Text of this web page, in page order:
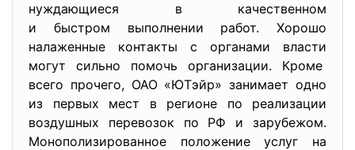
нуждающиеся в качественном
и быстром выполнении работ. Хорошо
налаженные контакты с органами власти
могут сильно помочь организации. Кроме
всего прочего, ОАО «ЮТэйр» занимает одно
из первых мест в регионе по реализации
воздушных перевозок по РФ и зарубежом.
Монополизированное положение услуг на